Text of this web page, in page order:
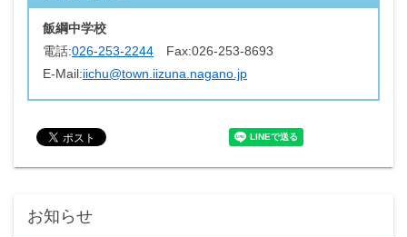
飯綱中学校
電話:026-253-2244 Fax:026-253-8693
E-Mail:iichu@town.iizuna.nagano.jp
お知らせ